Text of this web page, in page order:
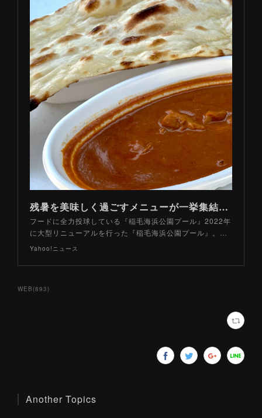
残暑を美味しく過ごすメニューが一挙集結！ 稲毛海浜公園プールで食べるべき厳選「旨辛」フードとは？（山路力也） - エキスパート - Yahoo!ニュース
フードに全力投球している『稲毛海浜公園プール』2022年
に大型リニューアルを行った『稲毛海浜公園プール』。…
Yahoo!ニュース
WEB (893)
Another Topics